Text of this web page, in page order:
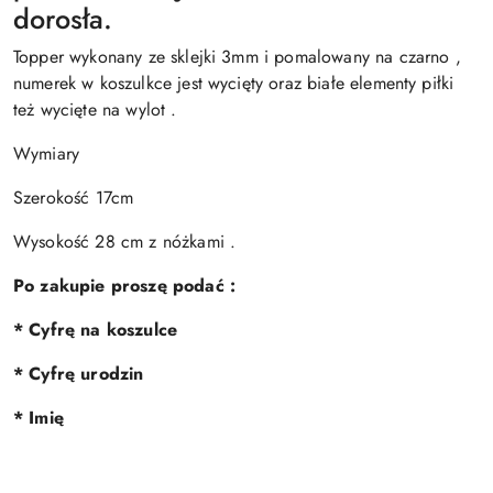
dorosła.
Topper wykonany ze sklejki 3mm i pomalowany na czarno ,
numerek w koszulkce jest wycięty oraz białe elementy piłki
też wycięte na wylot .
Wymiary
Szerokość 17cm
Wysokość 28 cm z nóżkami .
Po zakupie proszę podać :
* Cyfrę na koszulce
* Cyfrę urodzin
* Imię